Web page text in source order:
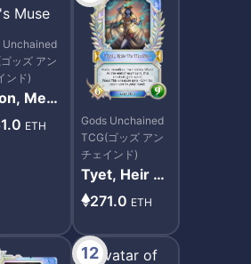
Unchained
ッズ アン
ンド)
Med
Muse
ETH
Gods Unchained
TCG(ゴッズ アン
チェインド)
Tyet, Heir T
o The Sky
271.0 ETH
12